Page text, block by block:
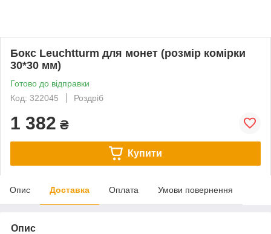
Бокс Leuchtturm для монет (розмір комірки
30*30 мм)
Готово до відправки
Код: 322045
Роздріб
1 382 ₴
Купити
Опис Доставка Оплата Умови повернення
Опис